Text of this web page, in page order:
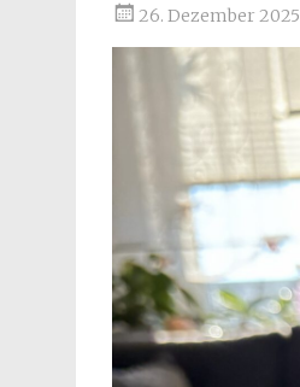
26. Dezember 2025